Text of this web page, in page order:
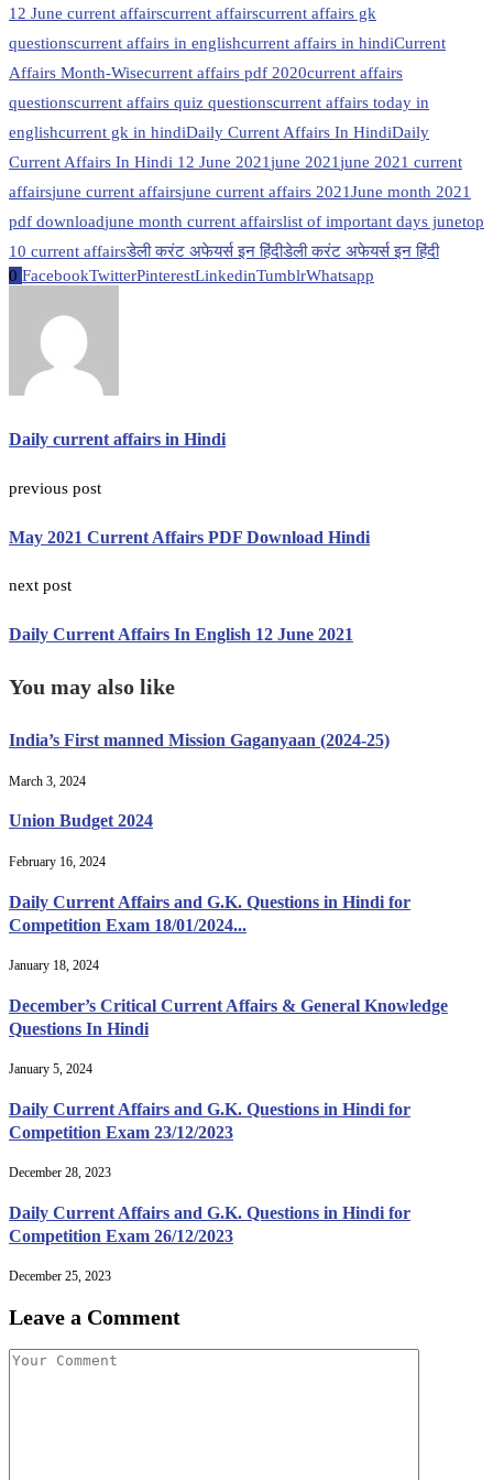
12 June current affairscurrent affairscurrent affairs gk
questionscurrent affairs in englishcurrent affairs in hindiCurrent
Affairs Month-Wisecurrent affairs pdf 2020current affairs
questionscurrent affairs quiz questionscurrent affairs today in
englishcurrent gk in hindiDaily Current Affairs In HindiDaily
Current Affairs In Hindi 12 June 2021june 2021june 2021 current
affairsjune current affairsjune current affairs 2021June month 2021
pdf downloadjune month current affairslist of important days junetop
10 current affairsडेली करंट अफेयर्स इन हिंदीडेली करंट अफेयर्स इन हिंदी
0 FacebookTwitterPinterestLinkedinTumblrWhatsapp
Daily current affairs in Hindi
previous post
May 2021 Current Affairs PDF Download Hindi
next post
Daily Current Affairs In English 12 June 2021
You may also like
India’s First manned Mission Gaganyaan (2024-25)
March 3, 2024
Union Budget 2024
February 16, 2024
Daily Current Affairs and G.K. Questions in Hindi for
Competition Exam 18/01/2024...
January 18, 2024
December’s Critical Current Affairs & General Knowledge
Questions In Hindi
January 5, 2024
Daily Current Affairs and G.K. Questions in Hindi for
Competition Exam 23/12/2023
December 28, 2023
Daily Current Affairs and G.K. Questions in Hindi for
Competition Exam 26/12/2023
December 25, 2023
Leave a Comment